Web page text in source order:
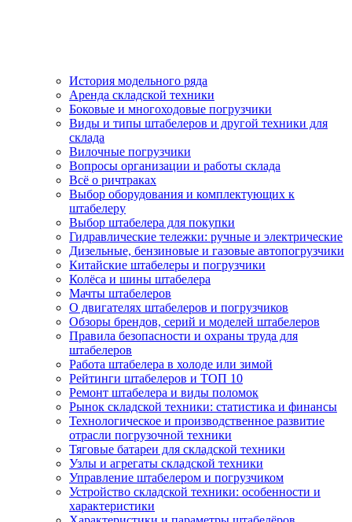
История модельного ряда
Аренда складской техники
Боковые и многоходовые погрузчики
Виды и типы штабелеров и другой техники для
склада
Вилочные погрузчики
Вопросы организации и работы склада
Всё о ричтраках
Выбор оборудования и комплектующих к
штабелеру
Выбор штабелера для покупки
Гидравлические тележки: ручные и электрические
Дизельные, бензиновые и газовые автопогрузчики
Китайские штабелеры и погрузчики
Колёса и шины штабелера
Мачты штабелеров
О двигателях штабелеров и погрузчиков
Обзоры брендов, серий и моделей штабелеров
Правила безопасности и охраны труда для
штабелеров
Работа штабелера в холоде или зимой
Рейтинги штабелеров и ТОП 10
Ремонт штабелера и виды поломок
Рынок складской техники: статистика и финансы
Технологическое и производственное развитие
отрасли погрузочной техники
Тяговые батареи для складской техники
Узлы и агрегаты складской техники
Управление штабелером и погрузчиком
Устройство складской техники: особенности и
характеристики